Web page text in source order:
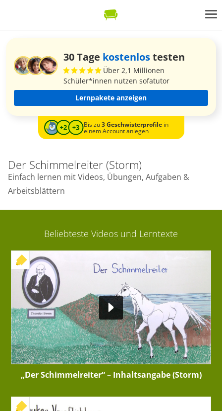
30 Tage kostenlostesten
Über 2,1 Millionen
Schüler*innen nutzen sofatutor
Lernpakete anzeigen
Bis zu3 Geschwisterprofilein
einem Account anlegen
Der Schimmelreiter (Storm)
Einfach lernen mit Videos, Übungen, Aufgaben &
Arbeitsblättern
Beliebteste Videos und Lerntexte
+ INTERAKTIVE ÜBUNG
„Der Schimmelreiter“ – Inhaltsangabe (Storm)
+ INTERAKTIVE ÜBUNG